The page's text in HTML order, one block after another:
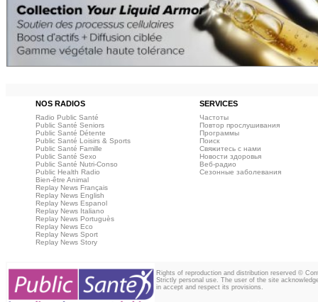
NOS RADIOS SERVICES
Radio Public Santé
Public Santé Seniors
Public Santé Détente
Public Santé Loisirs & Sports
Public Santé Famille
Public Santé Sexo
Public Santé Nutri-Conso
Public Health Radio
Bien-être Animal
Replay News Français
Replay News English
Replay News Espanol
Replay News Italiano
Replay News Portuguès
Replay News Eco
Replay News Sport
Replay News Story
Частоты
Повтор прослушивания
Программы
Поиск
Свяжитесь с нами
Новости здоровья
Веб‑радио
Сезонные заболевания
Rights of reproduction and distribution reserved ©
Strictly personal use. The user of the site
in accept and respect its provisions.